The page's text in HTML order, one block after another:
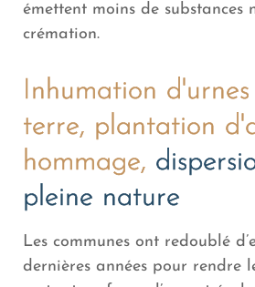
émettent moins de substances
crémation.
Inhumation
terre, plantation
hommage,
pleine nature
Les communes ont redoublé
dernières années pour rendre